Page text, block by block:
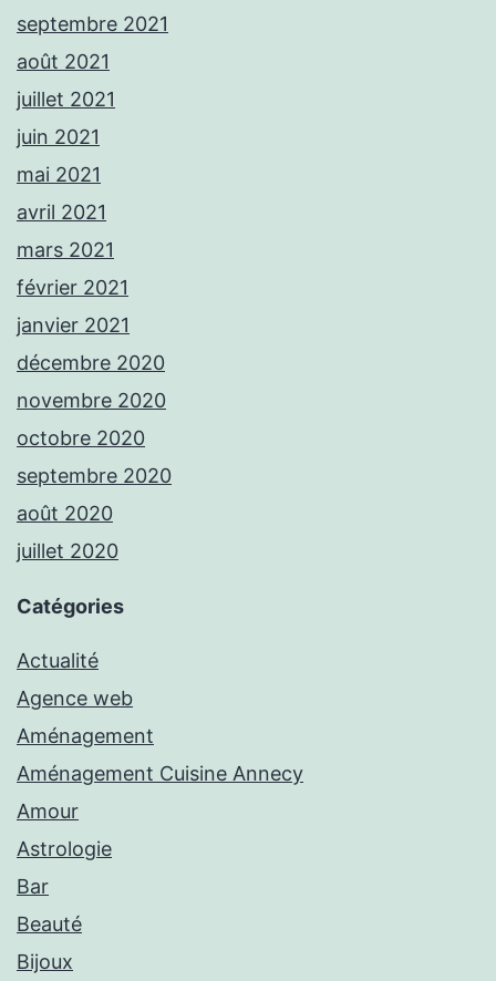
septembre 2021
août 2021
juillet 2021
juin 2021
mai 2021
avril 2021
mars 2021
février 2021
janvier 2021
décembre 2020
novembre 2020
octobre 2020
septembre 2020
août 2020
juillet 2020
Catégories
Actualité
Agence web
Aménagement
Aménagement Cuisine Annecy
Amour
Astrologie
Bar
Beauté
Bijoux